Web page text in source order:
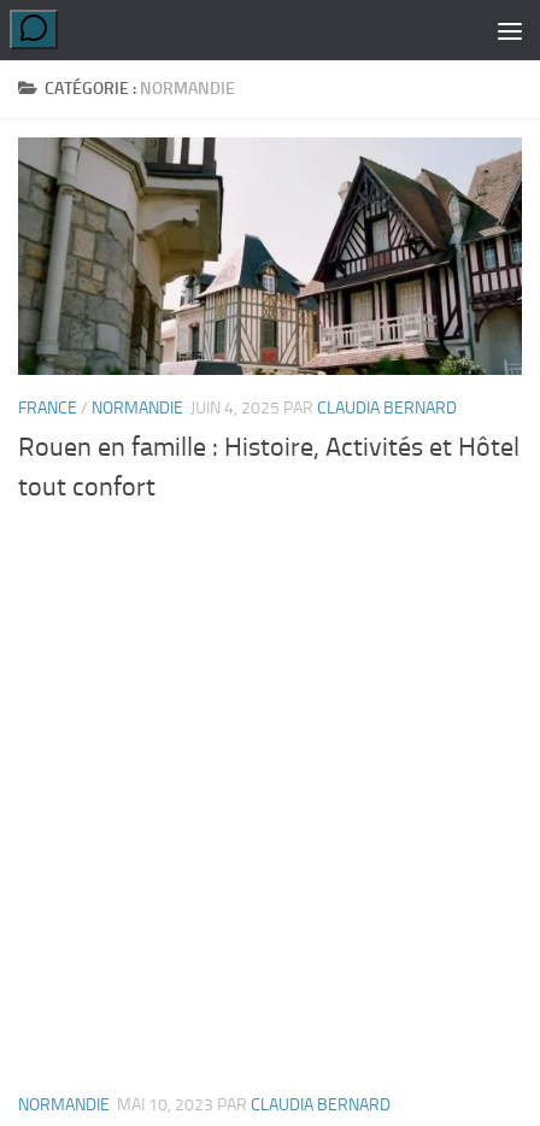
Skip to content
CATÉGORIE : NORMANDIE
FRANCE / NORMANDIE JUIN 4, 2025 PAR CLAUDIA BERNARD
Rouen en famille : Histoire, Activités et Hôtel
tout confort
NORMANDIE MAI 10, 2023 PAR CLAUDIA BERNARD